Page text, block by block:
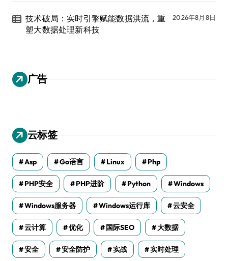
技术破局：实时引擎赋能数据洪流，重
塑大数据处理新科技
2026年8月8日
广告
云标签
Asp Go语言 Linux Php
PHP安全 PHP进阶 Python Windows
Windows服务器 Windows运行库 云安全
云计算 优化 国际SEO 大数据
安全 安全防护 实战 实时处理